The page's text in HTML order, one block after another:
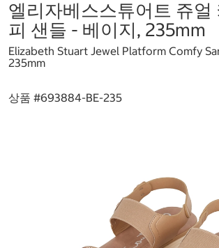
엘리자베스스튜어트 쥬얼
피 샌들 - 베이지, 235mm
Elizabeth Stuart Jewel Platform Comfy
235mm
상품 #693884-BE-235